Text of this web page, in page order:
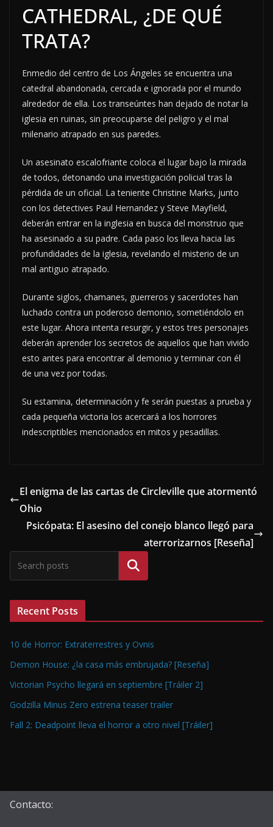
CATHEDRAL, ¿DE QUÉ
TRATA?
Enmedio del centro de Los Ángeles se encuentra una
catedral abandonada, cercada e ignorada por el mundo
alrededor de ella. Los transeúntes han dejado de notar la
iglesia en ruinas, sin preocuparse del peligro y el mal
milenario atrapado en sus paredes.
Un asesinato escalofriante coloca el lugar bajo la mirada
de todos, detonando una investigación policial tras la
pérdida de un oficial. La teniente Christine Marks, junto
con los detectives Paul Hernandez y Steve Mayfield,
deberán entrar en la inglesia en busca del monstruo que
ha asesinado a su padre. Cada paso los lleva hacia las
profundidades de la iglesia, revelando el misterio de un
mal antiguo atrapado.
Durante siglos, chamanes, guerreros y sacerdotes han
luchado contra un poderoso demonio, sometiéndolo en
este lugar. Ahora intenta resurgir, y estos tres personajes
deberán aprender los secretos de aquellos que han vivido
esto antes para encontrar al demonio y terminar con él
de una vez por todas.
Su estamina, determinación y fe serán puestas a prueba y
cada pequeña victoria los acercará a los horrores
indescriptibles mencionados en mitos y pesadillas.
El enigma de las cartas de Circleville que atormentó
Ohio
Psicópata: El asesino del conejo blanco llegó para
aterrorizarnos [Reseña]
Buscar
Recent Posts
10 de Horror: Extraterrestres y Ovnis
Demon House: ¿la casa más embrujada? [Reseña]
Victorian Psycho llegará en septiembre [Tráiler 2]
Godzilla Minus Zero estrena teaser trailer
Fall 2: Deadpoint lleva el horror a otro nivel [Tráiler]
Contacto: